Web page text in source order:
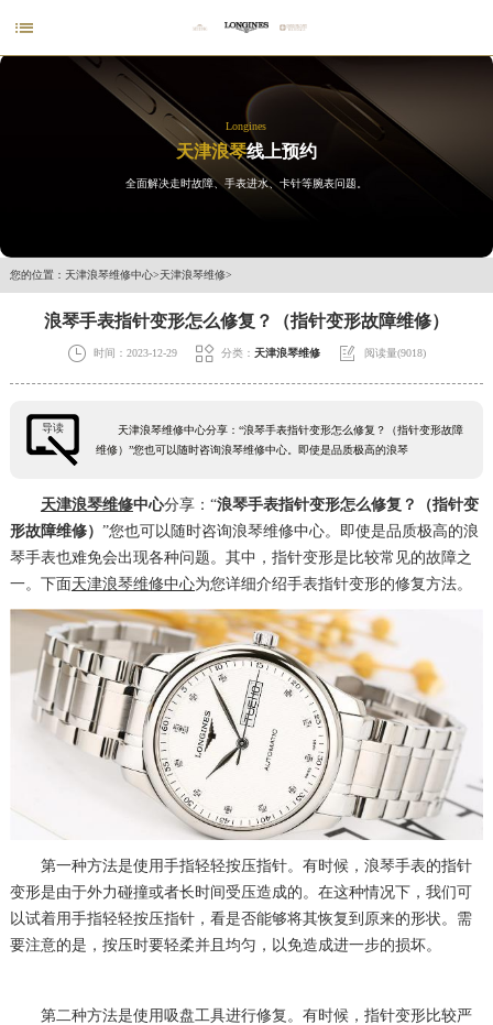

Longines
天津浪琴线上预约
全面解决走时故障、手表进水、卡针等腕表问题。
您的位置： 天津浪琴维修中心>天津浪琴维修>
浪琴手表指针变形怎么修复？（指针变形故障维修）
 时间：2023-12-29  分类： 天津浪琴维修  阅读量(9018)
导读
天津浪琴维修中心分享：“浪琴手表指针变形怎么修复？（指针变形故障
维修）”您也可以随时咨询浪琴维修中心。即使是品质极高的浪琴
天津浪琴维修中心分享：“浪琴手表指针变形怎么修复？（指针变
形故障维修） ”您也可以随时咨询浪琴维修中心。即使是品质极高的浪
琴手表也难免会出现各种问题。其中，指针变形是比较常见的故障之
一。下面天津浪琴维修中心为您详细介绍手表指针变形的修复方法。
第一种方法是使用手指轻轻按压指针。有时候，浪琴手表的指针
变形是由于外力碰撞或者长时间受压造成的。在这种情况下，我们可
以试着用手指轻轻按压指针，看是否能够将其恢复到原来的形状。需
要注意的是，按压时要轻柔并且均匀，以免造成进一步的损坏。
第二种方法是使用吸盘工具进行修复。有时候，指针变形比较严